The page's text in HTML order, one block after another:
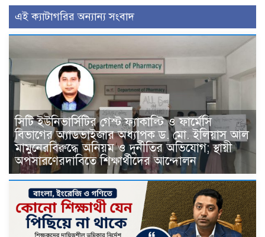
এই ক্যাটাগরির অন্যান্য সংবাদ
সিটি ইউনিভার্সিটির গেস্ট ফ্যাকাল্টি ও ফার্মেসি
বিভাগের অ্যাডভাইজার অধ্যাপক ড. মো. ইলিয়াস আল
মামুনেরবিরুদ্ধে অনিয়ম ও দুর্নীতির অভিযোগ; স্থায়ী
অপসারণেরদাবিতে শিক্ষার্থীদের আন্দোলন